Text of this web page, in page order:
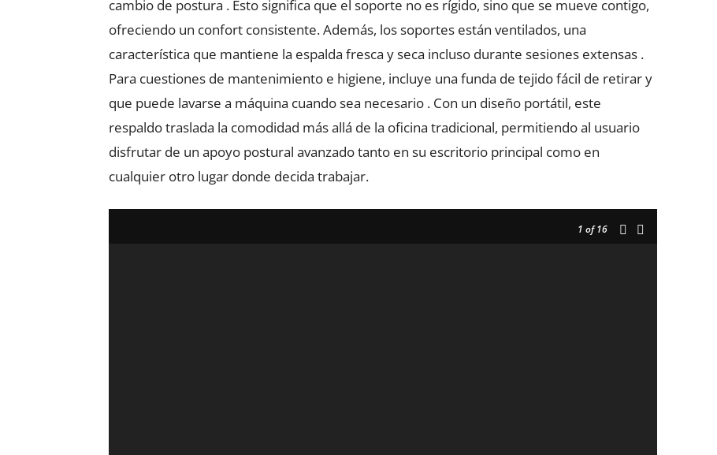
cambio de postura . Esto significa que el soporte no es rígido, sino que se mueve contigo,
ofreciendo un confort consistente. Además, los soportes están ventilados, una
característica que mantiene la espalda fresca y seca incluso durante sesiones extensas .
Para cuestiones de mantenimiento e higiene, incluye una funda de tejido fácil de retirar y
que puede lavarse a máquina cuando sea necesario . Con un diseño portátil, este
respaldo traslada la comodidad más allá de la oficina tradicional, permitiendo al usuario
disfrutar de un apoyo postural avanzado tanto en su escritorio principal como en
cualquier otro lugar donde decida trabajar.
1 of 16